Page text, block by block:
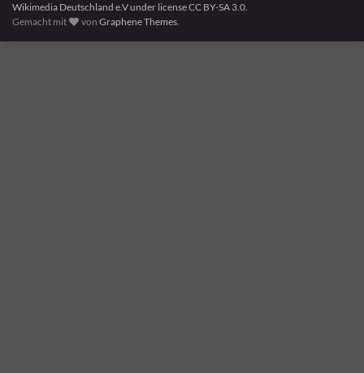
Wikimedia Deutschland e.V under license CC BY-SA 3.0.
Gemacht mit
vonGraphene Themes